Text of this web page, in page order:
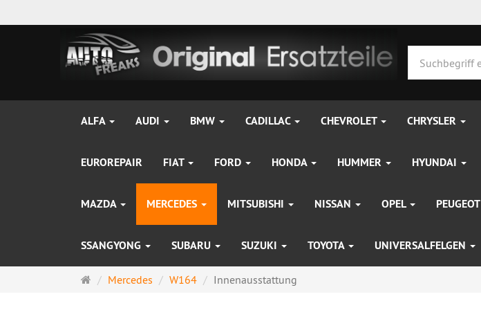
ALFA AUDI BMW CADILLAC CHEVROLET CHRYSLER
EUROREPAIR FIAT FORD HONDA HUMMER HYUNDAI
MAZDA MERCEDES MITSUBISHI NISSAN OPEL PEUGEOT
SSANGYONG SUBARU SUZUKI TOYOTA UNIVERSALFELGEN
Startseite
Mercedes W164 Innenausstattung